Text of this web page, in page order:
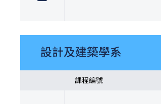
設計及建築學系
課程編號